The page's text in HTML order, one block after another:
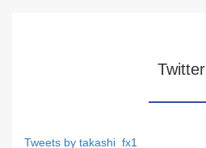
Twitter
Tweets by takashi_fx1